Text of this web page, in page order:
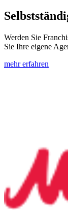
Werden Sie
Sie Ihre eigene
mehr erfahren